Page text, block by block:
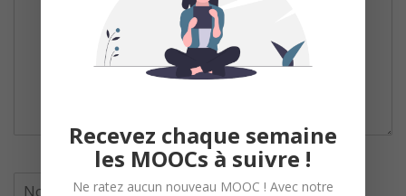
Recevez chaque semaine
les MOOCs à suivre !
Ne ratez aucun nouveau MOOC ! Avec notre